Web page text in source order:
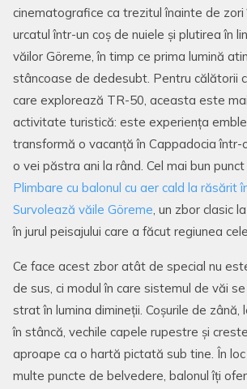
cinematografice ca trezitul înainte de zori
urcatul într-un coș de nuiele și plutirea în
văilor Göreme, în timp ce prima lumină
stâncoase de dedesubt. Pentru călătorii
care explorează TR-50, aceasta este
activitate turistică: este experiența
transformă o vacanță în Cappadocia într-
o vei păstra ani la rând. Cel mai bun
Plimbare cu balonul cu aer cald la răsărit
Survolează văile Göreme, un zbor clasic
în jurul peisajului care a făcut regiunea
Ce face acest zbor atât de special nu
de sus, ci modul în care sistemul de văi
strat în lumina dimineții. Coșurile de zână,
în stâncă, vechile capele rupestre și
aproape ca o hartă pictată sub tine. În
multe puncte de belvedere, balonul îți